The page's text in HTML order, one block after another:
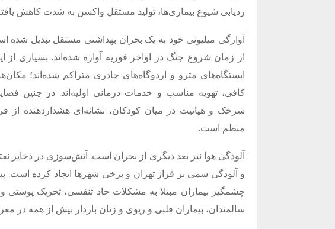
ردیابی شیوع بیماری‌ها، تولید مستقل واکسن به شدت کاهش
از زمان شروع جنگ در اواخر فوریه آواره شده‌اند. بسیاری از
ایستگاه‌های مترو و اردوگاه‌های چادری متراکم شده‌اند؛
کافی، تهویه مناسب و خدمات درمانی اولیه‌اند. در چنین
سرخک و هپاتیت در میان کودکان، نشانه‌ای هشداردهنده از
منظم است.
آلودگی هوا نیز بعد دیگری از بحران است. آتش‌سوزی در ذخایر
و آلودگی سمی بر فراز تهران و برخی شهرها ایجاد کرده است.
چشمگیر بیماران مبتلا به مشکلات حاد تنفسی، تحریک
سالمندان، بیماران قلبی و ریوی و زنان باردار بیش از همه در